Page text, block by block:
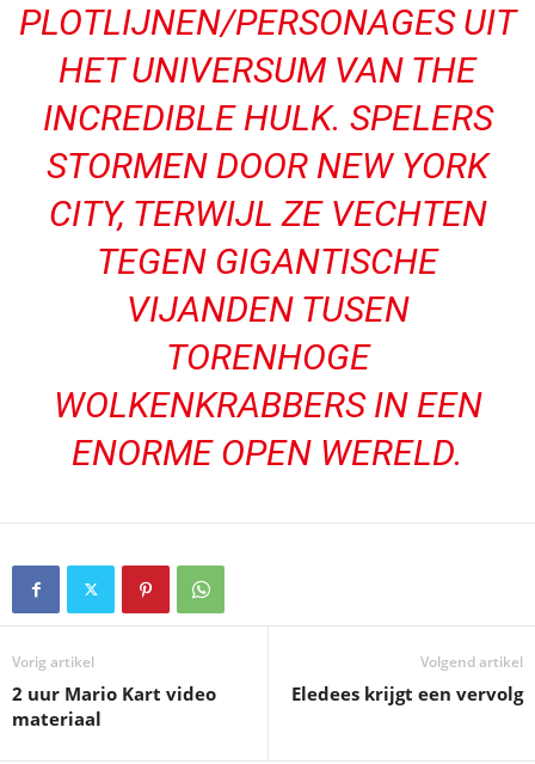
PLOTLIJNEN/PERSONAGES UIT
HET UNIVERSUM VAN THE
INCREDIBLE HULK. SPELERS
STORMEN DOOR NEW YORK
CITY, TERWIJL ZE VECHTEN
TEGEN GIGANTISCHE
VIJANDEN TUSEN
TORENHOGE
WOLKENKRABBERS IN EEN
ENORME OPEN WERELD.
Vorig artikel
2 uur Mario Kart video
materiaal
Volgend artikel
Eledees krijgt een vervolg